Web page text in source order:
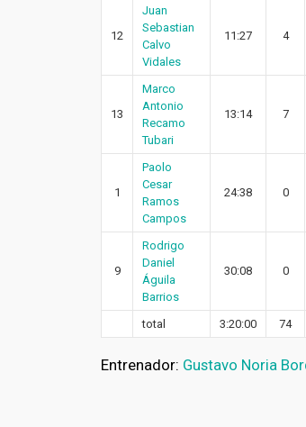
12
Juan
Sebastian
Calvo
Vidales
11:27 4
13
Marco
Antonio
Recamo
Tubari
13:14 7
1
Paolo
Cesar
Ramos
Campos
24:38 0
9
Rodrigo
Daniel
Águila
Barrios
30:08 0
total 3:20:00 74
Entrenador: Gustavo Noria